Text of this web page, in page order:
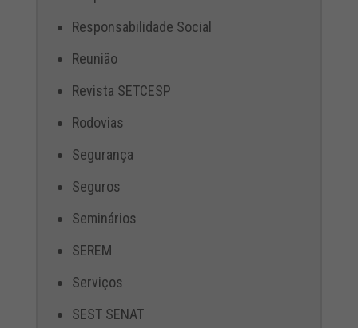
Responsabilidade Social
Reunião
Revista SETCESP
Rodovias
Segurança
Seguros
Seminários
SEREM
Serviços
SEST SENAT